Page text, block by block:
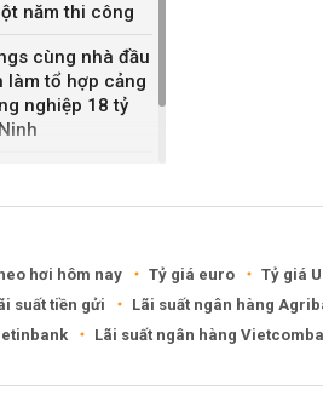
năm thi công
cùng nhà đầu
làm tổ hợp cảng
nghiệp 18 tỷ
hơi hôm nay Tỷ giá euro Tỷ giá
suất tiền gửi
Lãi suất ngân hàng
Lãi suất ngân hàng